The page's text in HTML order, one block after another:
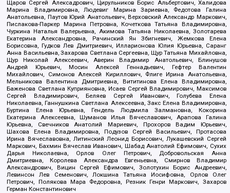
Щаров Сергей Алексадрович, Цирульников Борис Альбертович, Халидова
Марина Владимировна, Людевиг Марина Зариевна, Федотова Галина
Анатольевна, Паутов Юрий Анатольевич, Верховский Александр Маркович,
Пислакова-Паркер Марина Петровна, Кочеткова Татьяна Владимировна,
Чуркина Наталья Валерьевна, Акимова Татьяна Николаевна, Золотарева
Екатерина Александровна, Рачинский Ян Збигневич, Жемкова Елена
Борисовна, Гудков Лев Дмитриевич, Илларионова Юлия Юрьевна, Саранг
Анна Васильевна, Захарова Светлана Сергеевна, Щур Татьяна Михайловна,
Щур Николай Алексеевич, Аверин Владимир Анатольевич, Блинушов
Андрей Юрьевич, Мосин Алексей Геннадьевич, Гефтер Валентин
Михайлович, Симонов Алексей Кириллович, Флиге Ирина Анатольевна,
Мельникова Валентина Дмитриевна, Вититинова Елена Владимировна,
Баженова Светлана Куприяновна, Исаев Сергей Владимирович, Максимов
Сергей Владимирович, Беляев Сергей Иванович, Голубева Елена
Николаевна, Ганнушкина Светлана Алексеевна, Закс Елена Владимировна,
Буртина Елена Юрьевна, Гендель Людмила Залмановна, Кокорина
Екатерина Алексеевна, Шуманов Илья Вячеславович, Арапова Галина
Юрьевна, Свечников Анатолий Мариевич, Прохоров Вадим Юрьевич,
Шахова Елена Владимировна, Подузов Сергей Васильевич, Протасова
Ирина Вячеславовна, Литинский Леонид Борисович, Лукашевский Сергей
Маркович, Бахмин Вячеслав Иванович, Шабад Анатолий Ефимович, Сухих
Дарья Николаевна, Орлов Олег Петрович, Добровольская Анна
Дмитриевна, Королева Александра Евгеньевна, Смирнов Владимир
Александрович, Вицин Сергей Ефимович, Золотухин Борис Андреевич,
Левинсон Лев Семенович, Локшина Татьяна Иосифовна, Орлов Олег
Петрович, Полякова Мара Федоровна, Резник Генри Маркович, Захаров
Герман Константинович